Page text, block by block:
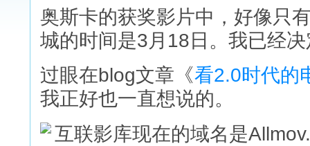
奥斯卡的获奖影片中，好像只
城的时间是3月18日。我已经
过眼在blog文章《看2.0时代的
我正好也一直想说的。
互联影库现在的域名是